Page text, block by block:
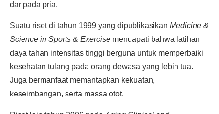
daripada pria.
Suatu riset di tahun 1999 yang dipublikasikan Medicine &
Science in Sports & Exercise mendapati bahwa latihan
daya tahan intensitas tinggi berguna untuk memperbaiki
kesehatan tulang pada orang dewasa yang lebih tua.
Juga bermanfaat memantapkan kekuatan,
keseimbangan, serta massa otot.